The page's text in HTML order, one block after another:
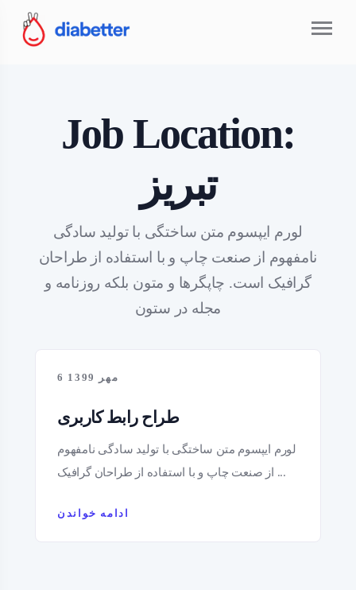
Job Location:
تبریز
لورم ایپسوم متن ساختگی با تولید سادگی
نامفهوم از صنعت چاپ و با استفاده از طراحان
گرافیک است. چاپگرها و متون بلکه روزنامه و
مجله در ستون
6 مهر 1399
طراح رابط کاربری
لورم ایپسوم متن ساختگی با تولید سادگی نامفهوم
از صنعت چاپ و با استفاده از طراحان گرافیک ...
ادامه خواندن